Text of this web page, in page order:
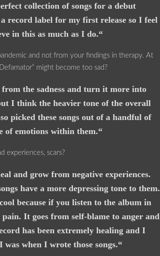
collection of songs for a debut
record label for my first release so I feel
in this as much as I do.“
and not from your findings in therapy. At
might become too sad?
the sadness and turn it more into
I think the heavier tone of the overall
picked these songs out of a handful of
of emotions within them.“
experiences, scars?
and grow from negative experiences.
have a more depressing tone to them.
because if you listen to the album in
It goes from self-blame to anger and
has been extremely healing and I
when I wrote those songs.“